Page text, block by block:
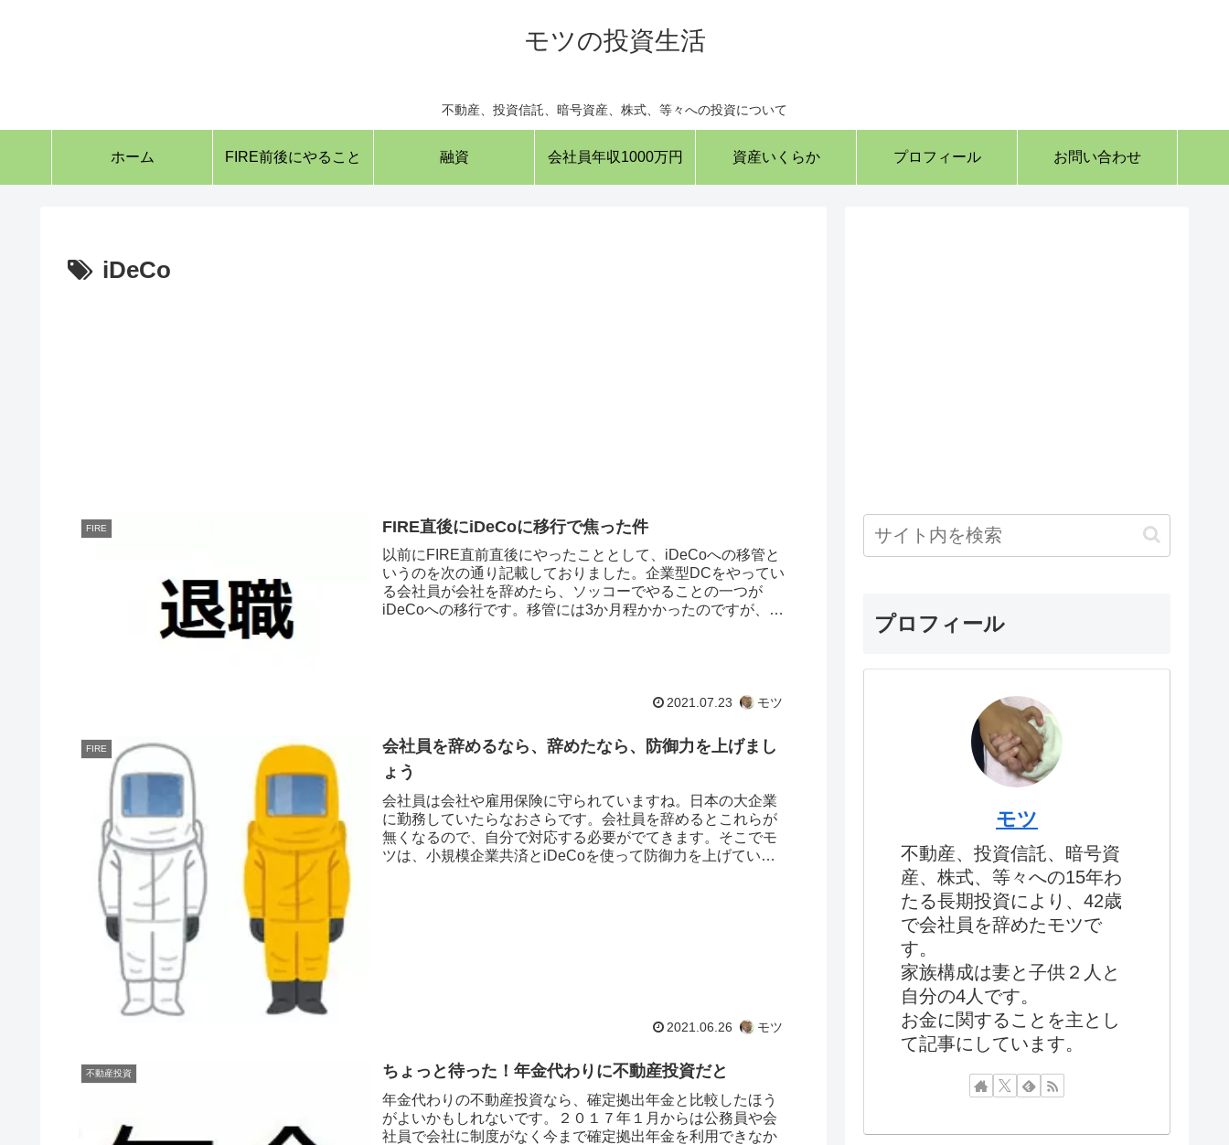
モツの投資生活
不動産、投資信託、暗号資産、株式、等々への投資について
ホーム FIRE前後にやること 融資 会社員年収1000万円 資産いくらか プロフィール お問い合わせ
iDeCo
FIRE FIRE直後にiDeCoに移行で焦った件
以前にFIRE直前直後にやったこととして、iDeCoへの移管と
いうのを次の通り記載しておりました。企業型DCをやってい
る会社員が会社を辞めたら、ソッコーでやることの一つが
iDeCoへの移行です。移管には3か月程かかったのですが、途
2021.07.23 モツ
FIRE
会社員を辞めるなら、辞めたなら、防御力を上げまし
ょう
会社員は会社や雇用保険に守られていますね。日本の大企業
に勤務していたらなおさらです。会社員を辞めるとこれらが
無くなるので、自分で対応する必要がでてきます。そこでモ
ツは、小規模企業共済とiDeCoを使って防御力を上げていま
2021.06.26 モツ
不動産投資 ちょっと待った！年金代わりに不動産投資だと
年金代わりの不動産投資なら、確定拠出年金と比較したほう
がよいかもしれないです。２０１７年１月からは公務員や会
社員で会社に制度がなく今まで確定拠出年金を利用できなか
プロフィール
モツ
不動産、投資信託、暗号資
産、株式、等々への15年わ
たる長期投資により、42歳
で会社員を辞めたモツで
す。
家族構成は妻と子供２人と
自分の4人です。
お金に関することを主とし
て記事にしています。